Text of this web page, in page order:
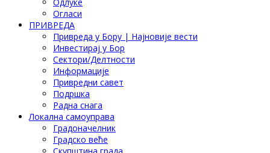
Огласи
ПРИВРЕДА
Привреда у Бору | Најновије вести
Инвестирај у Бор
Сектори/Делтности
Информације
Привредни савет
Подршка
Радна снага
Локална самоуправа
Градоначелник
Градско веће
Скупштина града